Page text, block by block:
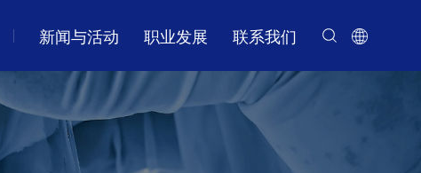
我们的使命
管理团队
药物化学
平行合成
PROTAC能力
基于片段的药物发现（FBDD）能力
新闻与活动
保诺-桑迪亚在线
职业发展 联系我们